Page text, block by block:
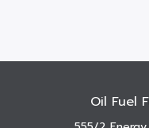
Oil Fuel